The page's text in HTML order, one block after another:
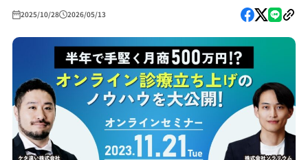
2025/10/28 2026/05/13